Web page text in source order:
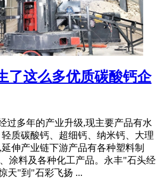
了这么多优质碳酸钙企
过多年的产业升级,现主要产品有水
质碳酸钙、超细钙、纳米钙、大理
伸产业链下游产品有各种塑料制
涂料及各种化工产品。永丰"石头经
天"到"石彩飞扬 ...